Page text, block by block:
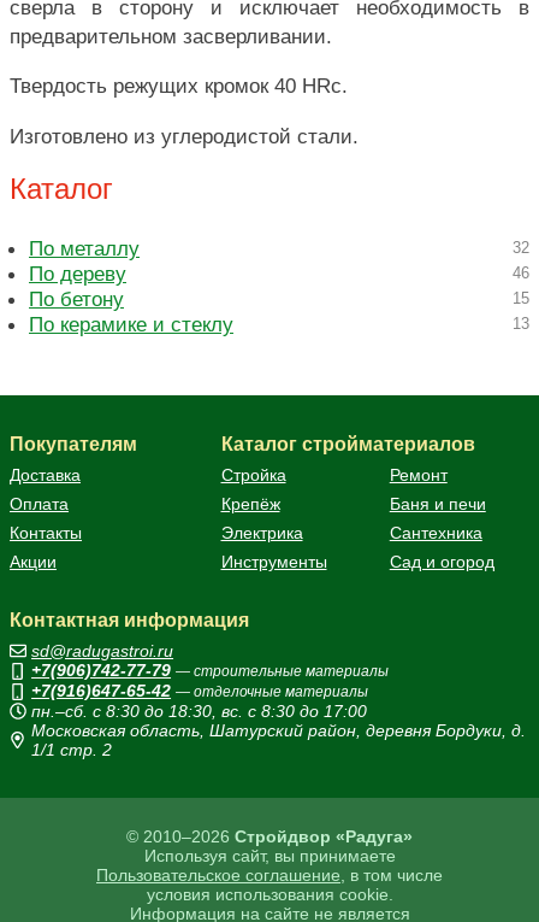
сверла в сторону и исключает необходимость в
предварительном засверливании.
Твердость режущих кромок 40 HRc.
Изготовлено из углеродистой стали.
Каталог
По металлу 32
По дереву 46
По бетону 15
По керамике и стеклу 13
© 2010–2026 Стройдвор «Радуга»
Используя сайт, вы принимаете
Пользовательское соглашение , в том числе
условия использования cookie.
Информация на сайте не является
Покупателям
Доставка
Оплата
Контакты
Акции
Каталог стройматериалов
Стройка
Ремонт
Крепёж
Баня и печи
Электрика
Сантехника
Инструменты
Сад и огород
Контактная информация
sd@radugastroi.ru
+7(906)742-77-79 — строительные материалы
+7(916)647-65-42 — отделочные материалы
пн.–сб. с 8:30 до 18:30, вс. с 8:30 до 17:00
Московская область, Шатурский район, деревня Бордуки, д.
1/1 стр. 2